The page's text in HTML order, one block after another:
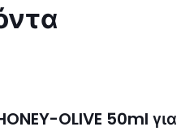
OLIVE 50ml για